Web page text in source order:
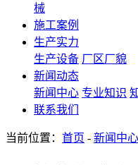
械
施工案例
生产实力
生产设备 厂区厂貌
新闻动态
新闻中心 专业知识
联系我们
当前位置： 首页 - 新闻中心